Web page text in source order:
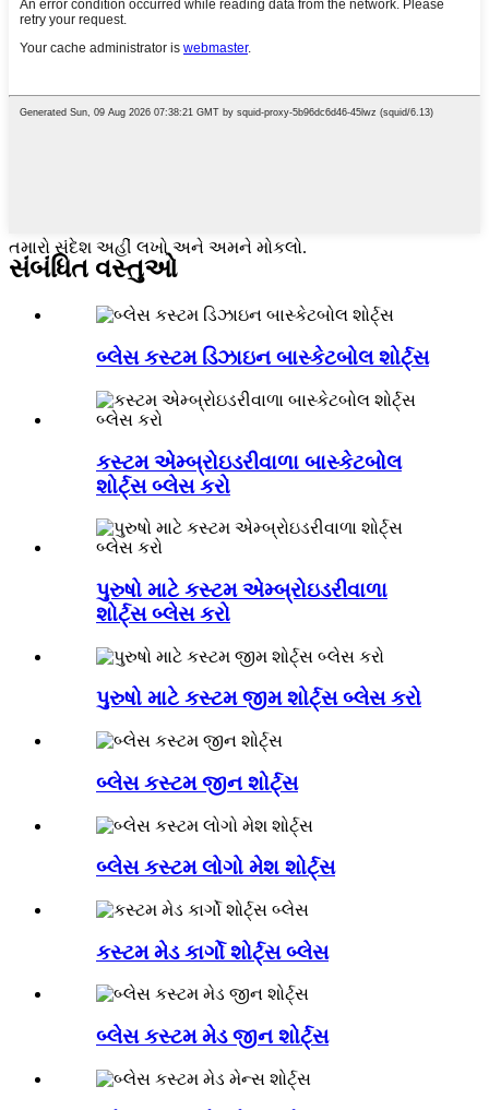
તમારો સંદેશ અહીં લખો અને અમને મોકલો.
સંબંધિત વસ્તુઓ
બ્લેસ કસ્ટમ ડિઝાઇન બાસ્કેટબોલ શોર્ટ્સ
કસ્ટમ એમ્બ્રોઇડરીવાળા બાસ્કેટબોલ
શોર્ટ્સ બ્લેસ કરો
પુરુષો માટે કસ્ટમ એમ્બ્રોઇડરીવાળા
શોર્ટ્સ બ્લેસ કરો
પુરુષો માટે કસ્ટમ જીમ શોર્ટ્સ બ્લેસ કરો
બ્લેસ કસ્ટમ જીન શોર્ટ્સ
બ્લેસ કસ્ટમ લોગો મેશ શોર્ટ્સ
કસ્ટમ મેડ કાર્ગો શોર્ટ્સ બ્લેસ
બ્લેસ કસ્ટમ મેડ જીન શોર્ટ્સ